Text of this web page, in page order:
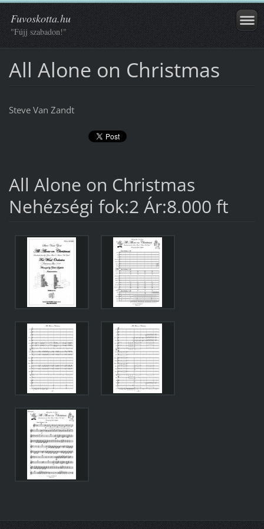
Fuvoskotta.hu
"Fújj szabadon!"
All Alone on Christmas
Steve Van Zandt
All Alone on Christmas
Nehézségi fok:2 Ár:8.000 ft